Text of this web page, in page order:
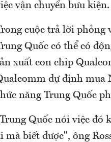
vận chuyển bưu kiện.
cuộc trả lời phỏng
Quốc có thể có
xuất con chip
dự định mua
năng Trung Quốc
Quốc nói việc đó
mà biết được", ông